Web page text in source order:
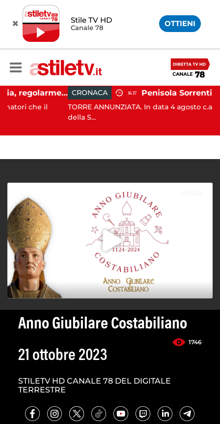
Stile TV HD
Canale 78 OTTIENI
Ospedale Battipaglia, regolarmente in funzione il Servizio Trasfusionale
che il
CRONACA 14:17
TORRE ANNUNZIATA. In data 4 agosto c.a. i
della S...
Anno Giubilare Costabiliano
1746
21 ottobre 2023
STILETV HD CANALE 78 DEL DIGITALE
TERRESTRE